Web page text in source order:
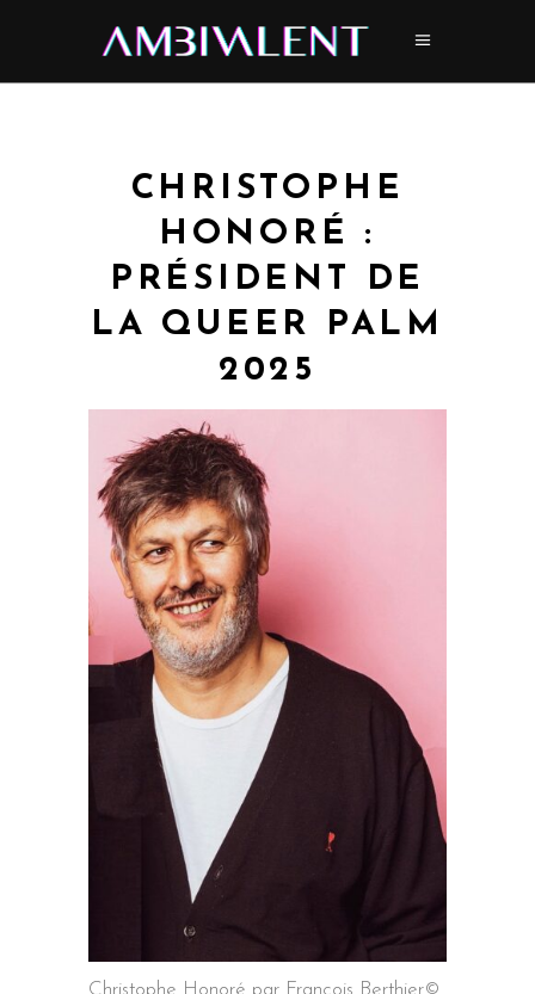
CHRISTOPHE
HONORÉ :
PRÉSIDENT DE
LA QUEER PALM
2025
Christophe Honoré par François Berthier©